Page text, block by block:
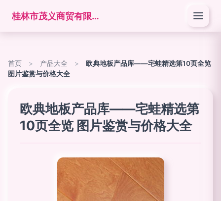
桂林市茂义商贸有限公司
首页 > 产品大全 >
欧典地板产品库——宅蛙精选第10页全览
图片鉴赏与价格大全
欧典地板产品库——宅蛙精选第
10页全览 图片鉴赏与价格大全